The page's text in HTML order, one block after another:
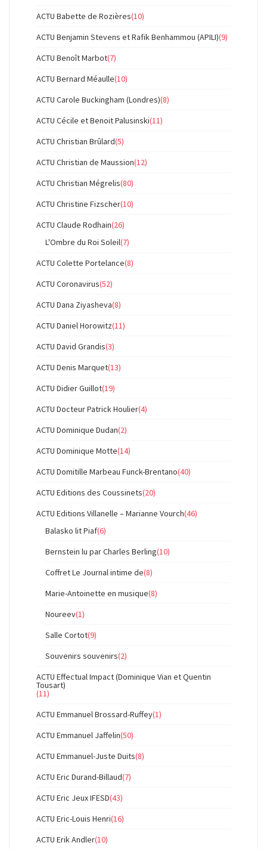
ACTU Babette de Rozières(10)
ACTU Benjamin Stevens et Rafik Benhammou (APILI)(9)
ACTU Benoît Marbot(7)
ACTU Bernard Méaulle(10)
ACTU Carole Buckingham (Londres)(8)
ACTU Cécile et Benoit Palusinski(11)
ACTU Christian Brûlard(5)
ACTU Christian de Maussion(12)
ACTU Christian Mégrelis(80)
ACTU Christine Fizscher(10)
ACTU Claude Rodhain(26)
L'Ombre du Roi Soleil(7)
ACTU Colette Portelance(8)
ACTU Coronavirus(52)
ACTU Dana Ziyasheva(8)
ACTU Daniel Horowitz(11)
ACTU David Grandis(3)
ACTU Denis Marquet(13)
ACTU Didier Guillot(19)
ACTU Docteur Patrick Houlier(4)
ACTU Dominique Dudan(2)
ACTU Dominique Motte(14)
ACTU Domitille Marbeau Funck-Brentano(40)
ACTU Editions des Coussinets(20)
ACTU Editions Villanelle – Marianne Vourch(46)
Balasko lit Piaf(6)
Bernstein lu par Charles Berling(10)
Coffret Le Journal intime de(8)
Marie-Antoinette en musique(8)
Noureev(1)
Salle Cortot(9)
Souvenirs souvenirs(2)
ACTU Effectual Impact (Dominique Vian et Quentin
Tousart)
(11)
ACTU Emmanuel Brossard-Ruffey(1)
ACTU Emmanuel Jaffelin(50)
ACTU Emmanuel-Juste Duits(8)
ACTU Eric Durand-Billaud(7)
ACTU Eric Jeux IFESD(43)
ACTU Eric-Louis Henri(16)
ACTU Erik Andler(10)